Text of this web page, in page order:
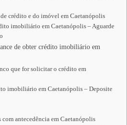
crédito e do imóvel em Caetanópolis
imobiliário em Caetanópolis – Aguarde
de obter crédito imobiliário em
que for solicitar o crédito em
imobiliário em Caetanópolis – Deposite
com antecedência em Caetanópolis